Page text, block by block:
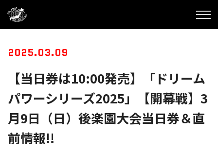
2025.03.09
【当日券は10:00発売】「ドリーム
パワーシリーズ2025」【開幕戦】3
月9日（日）後楽園大会当日券＆直
前情報!!